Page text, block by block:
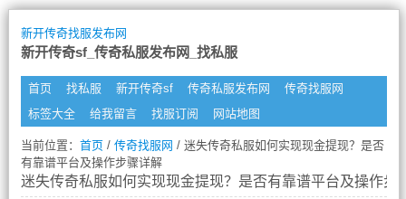
新开传奇找服发布网
新开传奇sf_传奇私服发布网_找私服
首页 找私服 新开传奇sf 传奇私服发布网
传奇找服网
标签大全
给我留言 找服订阅 网站地图
当前位置： 首页/ 传奇找服网 / 迷失传奇私服如何实现现金提现？是否
有靠谱平台及操作步骤详解
迷失传奇私服如何实现现金提现？是否有靠谱平台及操作步